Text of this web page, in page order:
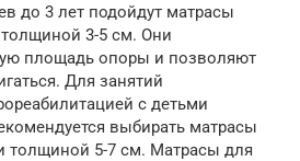
до 3 лет подойдут матрасы
3-5 см. Они
площадь опоры и позволяют
Для занятий
с детьми
выбирать матрасы
толщиной 5-7 см. Матрасы для